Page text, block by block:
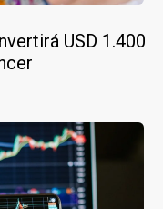
USD 1.400